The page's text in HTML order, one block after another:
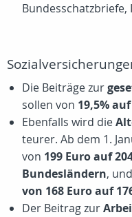
Die Beiträge zur
sollen von 19,5%
Ebenfalls wird die
teurer. Ab dem 1.
von 199 Euro auf
Bundesländern,
von 168 Euro auf
Der Beitrag zur